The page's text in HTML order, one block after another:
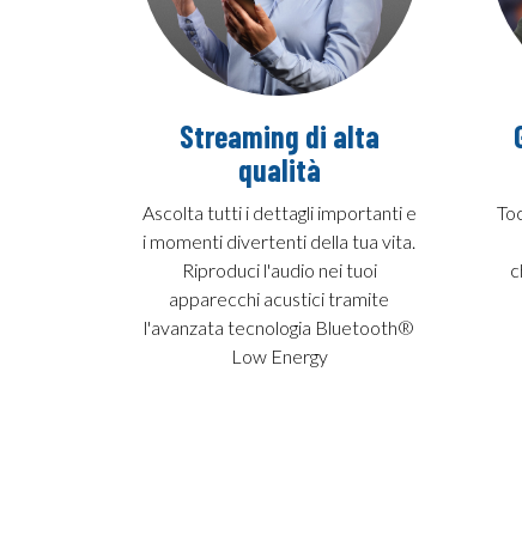
Streaming di alta
qualità
Ascolta tutti i dettagli importanti e
i momenti divertenti della tua vita.
Riproduci l'audio nei tuoi
apparecchi acustici tramite
l'avanzata tecnologia Bluetooth®
Low Energy